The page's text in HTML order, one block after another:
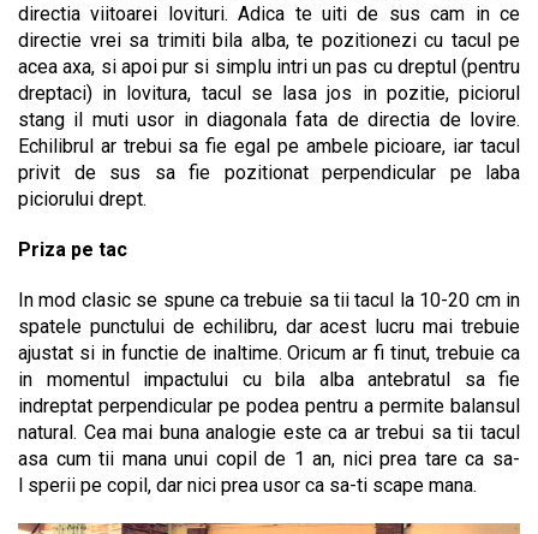
directia viitoarei lovituri. Adica te uiti de sus cam in ce
directie vrei sa trimiti bila alba, te pozitionezi cu tacul pe
acea axa, si apoi pur si simplu intri un pas cu dreptul (pentru
dreptaci) in lovitura, tacul se lasa jos in pozitie, piciorul
stang il muti usor in diagonala fata de directia de lovire.
Echilibrul ar trebui sa fie egal pe ambele picioare, iar tacul
privit de sus sa fie pozitionat perpendicular pe laba
piciorului drept.
Priza pe tac
In mod clasic se spune ca trebuie sa tii tacul la 10-20 cm in
spatele punctului de echilibru, dar acest lucru mai trebuie
ajustat si in functie de inaltime. Oricum ar fi tinut, trebuie ca
in momentul impactului cu bila alba antebratul sa fie
indreptat perpendicular pe podea pentru a permite balansul
natural. Cea mai buna analogie este ca ar trebui sa tii tacul
asa cum tii mana unui copil de 1 an, nici prea tare ca sa-
l sperii pe copil, dar nici prea usor ca sa-ti scape mana.